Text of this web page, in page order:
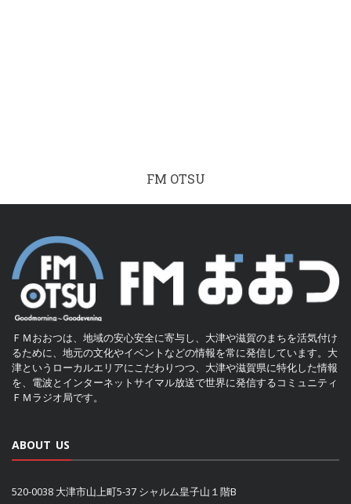
FM OTSU
ＦＭおおつは、地域の安心安全に寄与し、大津や滋賀のまちを活気付け
るために、地元の文化やイベントなどの情報を常に発信しています。大
津というローカルエリアにこだわりつつ、大津や滋賀県に特化した情報
を、電波とインターネットサイマル放送で世界に発信するコミュニティ
ＦＭラジオ局です。
ABOUT US
520-0038 大津市山上町5-37 シャルム皇子山１階B